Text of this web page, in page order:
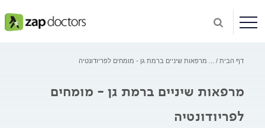
דף הבית מרפאות שיניים ברמת גן - מומחים לפריודונטיה
מרפאות שיניים ברמת גן - מומחים
לפריודונטיה